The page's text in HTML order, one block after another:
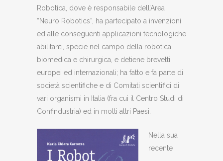
Robotica, dove è responsabile dell’Area
“Neuro Robotics”, ha partecipato a invenzioni
ed alle conseguenti applicazioni tecnologiche
abilitanti, specie nel campo della robotica
biomedica e chirurgica, e detiene brevetti
europei ed internazionali; ha fatto e fa parte di
società scientifiche e di Comitati scientifici di
vari organismi in Italia (fra cui il Centro Studi di
Confindustria) ed in molti altri Paesi.
Nella sua
recente